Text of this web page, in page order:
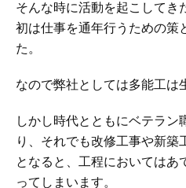
そんな時に活動を起こしてき
初は仕事を通年行うための策
た。
なので弊社としては多能工は
しかし時代とともにベテラン
り、それでも改修工事や新築
となると、工程においてはあ
ってしまいます。